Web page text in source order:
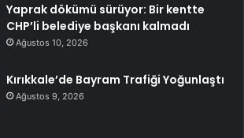
Yaprak dökümü sürüyor: Bir kentte
CHP’li belediye başkanı kalmadı
Ağustos 10, 2026
Kırıkkale’de Bayram Trafiği Yoğunlaştı
Ağustos 9, 2026